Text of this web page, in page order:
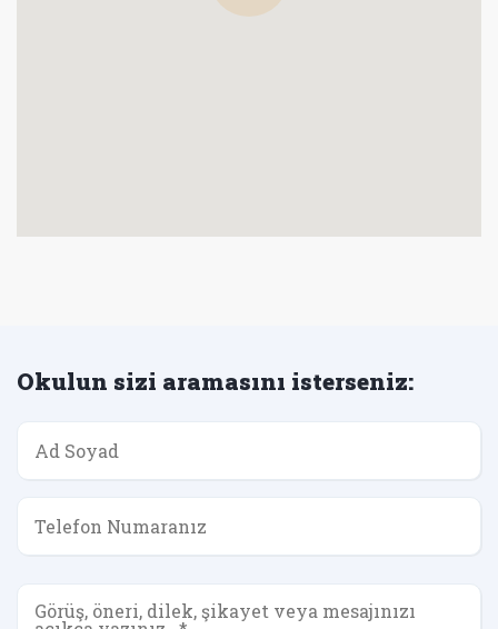
Okulun sizi aramasını isterseniz: